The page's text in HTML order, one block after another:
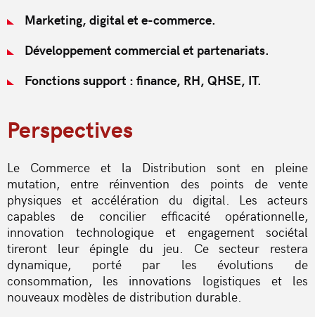
Marketing, digital et e-commerce.
Développement commercial et partenariats.
Fonctions support : finance, RH, QHSE, IT.
Perspectives
Le Commerce et la Distribution sont en pleine
mutation, entre réinvention des points de vente
physiques et accélération du digital. Les acteurs
capables de concilier efficacité opérationnelle,
innovation technologique et engagement sociétal
tireront leur épingle du jeu. Ce secteur restera
dynamique, porté par les évolutions de
consommation, les innovations logistiques et les
nouveaux modèles de distribution durable.